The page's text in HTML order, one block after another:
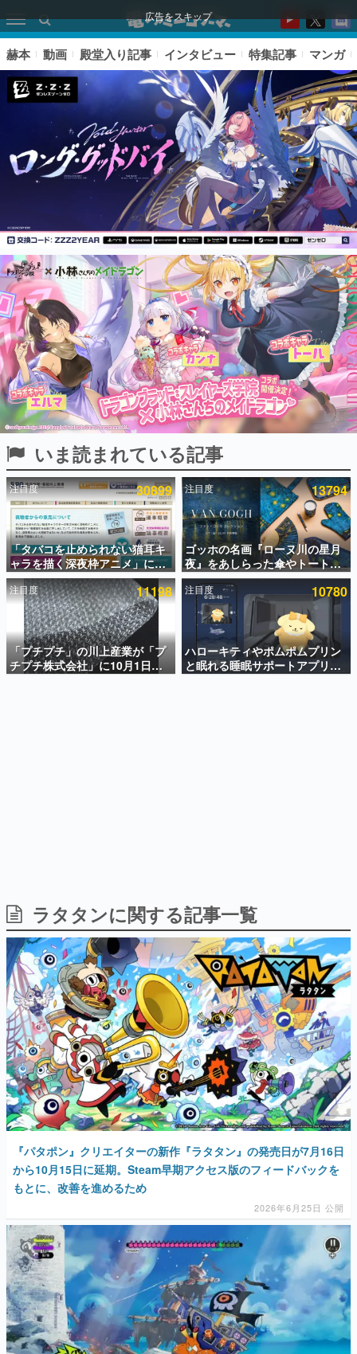
広告をスキップ
ピックアップ
電ファミのいま読まれている記事ランキング
アプリセール情報
インタビュー
連載・特集一覧
殿堂入り記事
SNS拡散数が数千以上！ ページビュー数万以上！ などな
ど。多くの人々に読まれた、電ファミ渾身の“殿堂入り”記
事をまとめました。
ゲームの企画書
名作ゲームクリエイターの方々に製作時のエピソードをお
聞きし、ヒットする企画（ゲーム）とは何か？を探ってい
きます。
赫本
この物語を解いてはいけない。『赫本』は、〈試験問題〉
の形をした短編ホラー小説集です。
新世代に訊く
これからのデジタルゲーム市場を担う若きクリエイター達
の姿を追い、彼らのルーツと情熱を探っていきます。
ゲーム開発者・hamatsu氏がゲームの魅力を画面や操作の
具体的な形から解き明かしていく、硬派で骨太な評論連載
です。
ゲームが変えた日本語
「経験値」「裏技」「ラスボス」… ゲームにまつわる言葉
の起源や用法の変遷を、コンピューター文化史研究家・タ
イニーP氏が徹底調査。
カテゴリ
特集記事
マンガ
女性向け
アプリレビュー
その他
電ファミニコゲーマーとは？
運営：株式会社マレ
赫本 動画 殿堂入り記事 インタビュー 特集記事 マンガ
いま読まれている記事
注目度 30899
「タバコを止められない猫耳キ
ャラを描く深夜枠アニメ」に視
聴者の一部から批判意見。違法
薬物の使用と思しき描写も含め
て、BPOが議論を交わす
注目度 13794
ゴッホの名画『ローヌ川の星月
夜』をあしらった傘やトートバ
ッグなどが登場。8月7日21時よ
り2日間限定で予約販売
注目度 11198
「プチプチ」の川上産業が「プ
チプチ株式会社」に10月1日よ
り社名変更へ。創業58年で初め
注目度 10780
ハローキティやポムポムプリン
と眠れる睡眠サポートアプリ
『ゆめたび』が配信中。キャラ
ラタタンに関する記事一覧
『パタポン』クリエイターの新作『ラタタン』の発売日が7月16日
から10月15日に延期。Steam早期アクセス版のフィードバックを
もとに、改善を進めるため
2026年6月25日 公開